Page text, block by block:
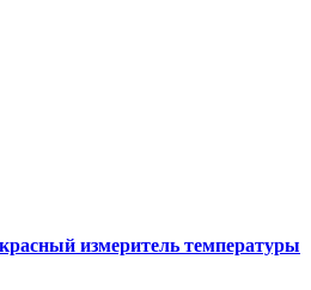
измеритель температуры